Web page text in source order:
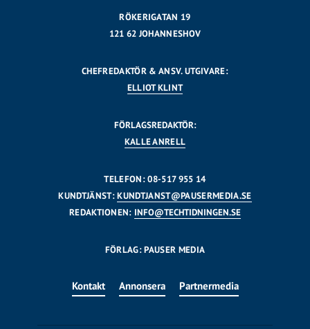
RÖKERIGATAN 19
121 62 JOHANNESHOV
CHEFREDAKTÖR & ANSV. UTGIVARE:
ELLIOT KLINT
FÖRLAGSREDAKTÖR:
KALLE ANRELL
TELEFON: 08-517 955 14
KUNDTJÄNST:KUNDTJANST@PAUSERMEDIA.SE
REDAKTIONEN: INFO@TECHTIDNINGEN.SE
FÖRLAG: PAUSER MEDIA
Kontakt Annonsera Partnermedia